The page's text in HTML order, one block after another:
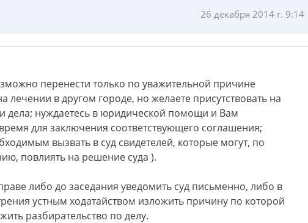
26 декабря 2014 г. 9:14
перенести только по уважительной причине
лечении в другом городе, но желаете присутствовать на
дела; нуждаетесь в юридической помощи и Вам
для заключения соответствующего соглашения;
вызвать в суд свидетелей, которые могут, по
повлиять на решение суда ).
либо до заседания уведомить суд письменно, либо в
устным ходатайством изложить причину по которой
разбирательство по делу.